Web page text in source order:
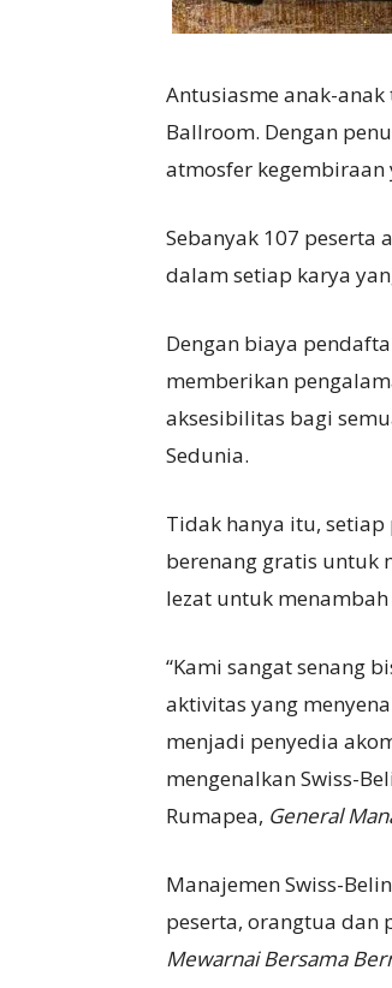
Antusiasme anak-
Ballroom. Dengan
atmosfer kegembiraan
Sebanyak 107
dalam setiap karya
Dengan biaya
memberikan
aksesibilitas bagi
Sedunia.
Tidak hanya itu,
berenang gratis untuk
lezat untuk
“Kami sangat senang
aktivitas yang
menjadi penyedia
mengenalkan Swiss-
Rumapea, General
Manajemen Swiss-
peserta, orangtua dan
Mewarnai Bersama